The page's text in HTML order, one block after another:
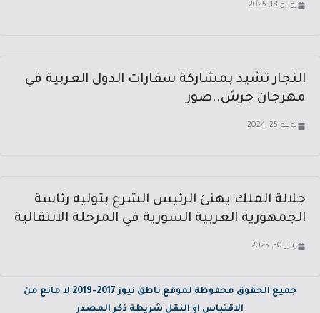
يوليو 18, 2025
النجار تشيد بمشاركة سفارات الدول العربية في
مهرجان جرش..صور
يوليو 25, 2024
جلالة الملك يهنئ الرئيس الشرع بتوليه رئاسة
الجمهورية العربية السورية في المرحلة الانتقالية
يناير 30, 2025
جميع الحقوق محفوظة لموقع ناطق نيوز 2017-2019 لا مانع من
الاقتباس او النقل شريطة ذكر المصدر